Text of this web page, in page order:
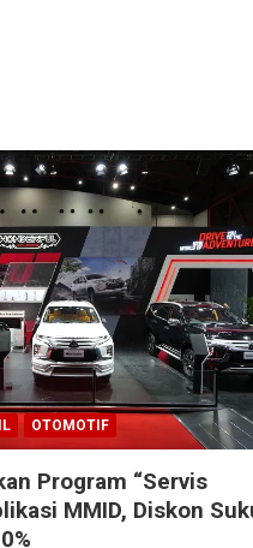
OTOMOTIF
Program “Servis
MMID, Diskon